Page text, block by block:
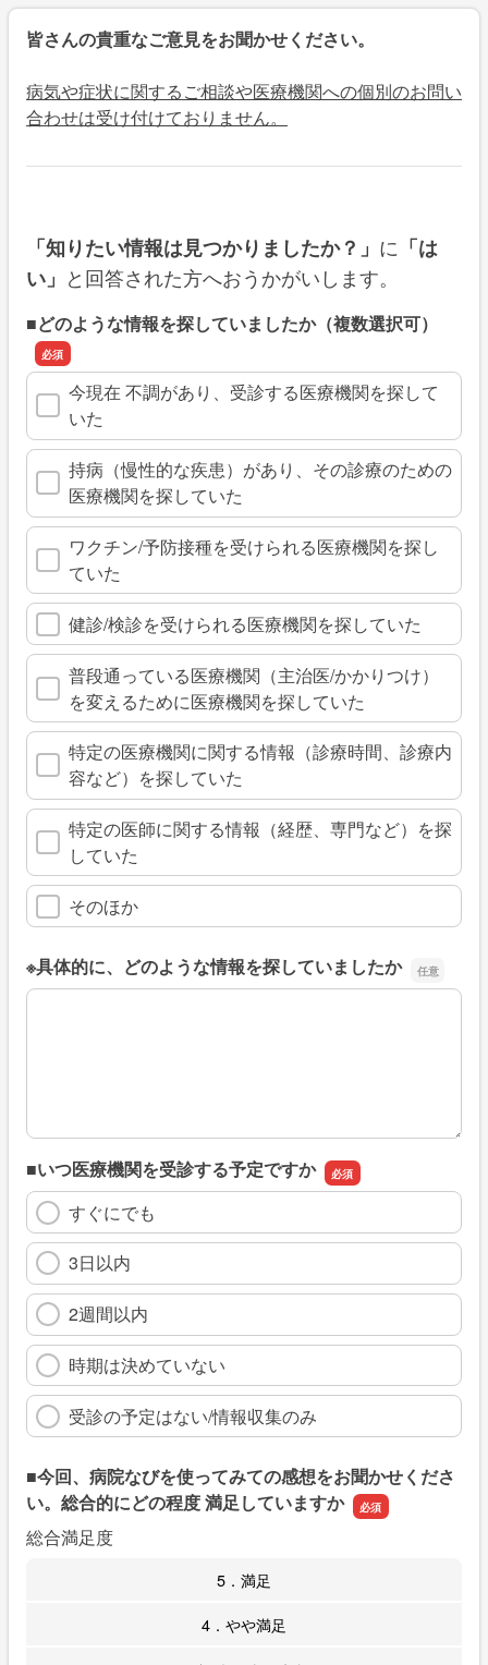
皆さんの貴重なご意見をお聞かせください。
病気や症状に関するご相談や医療機関への個別のお問い
合わせは受け付けておりません。
「知りたい情報は見つかりましたか？」 に 「は
い」 と回答された方へおうかがいします。
■どのような情報を探していましたか（複数選択可）
今現在 不調があり、受診する医療機関を探して
いた
持病（慢性的な疾患）があり、その診療のための
医療機関を探していた
ワクチン/予防接種を受けられる医療機関を探し
ていた
健診/検診を受けられる医療機関を探していた
普段通っている医療機関（主治医/かかりつけ）
を変えるために医療機関を探していた
特定の医療機関に関する情報（診療時間、診療内
容など）を探していた
特定の医師に関する情報（経歴、専門など）を探
していた
そのほか
※具体的に、どのような情報を探していましたか
※具体的に、どのような情報を探していましたか
■いつ医療機関を受診する予定ですか
すぐにでも
3日以内
2週間以内
時期は決めていない
受診の予定はない/情報収集のみ
■今回、病院なびを使ってみての感想をお聞かせくださ
い。総合的にどの程度 満足していますか
総合満足度
5．満足
4．やや満足